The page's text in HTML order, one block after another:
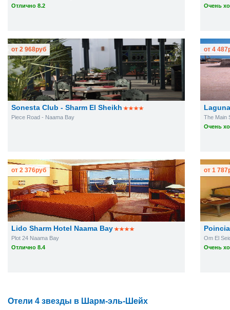
Отлично 8.2
Очень
Sonesta Club - Sharm El Sheikh
Piece Road - Naama Bay
от 2 968руб
The Main
Очень
от 4 487
Lido Sharm Hotel Naama Bay
Plot 24 Naama Bay
Отлично 8.4
от 2 376руб
Om El
Очень
от 1 787
Отели 4 звезды в Шарм-эль-Шейх